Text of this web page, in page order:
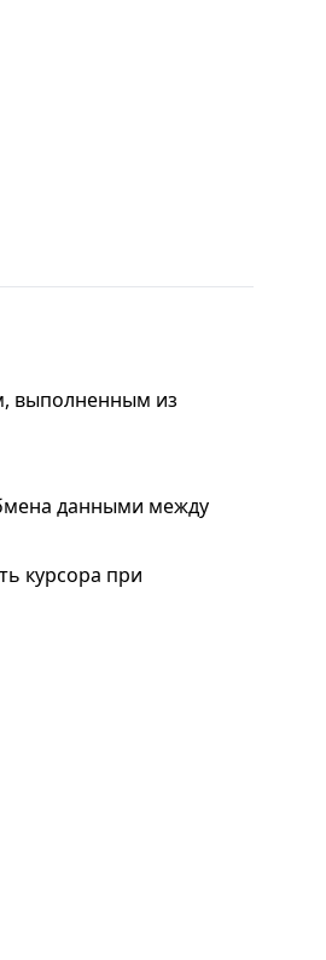
выполненным из
данными между
курсора при